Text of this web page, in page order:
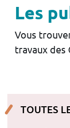
Les
Vous
travaux des